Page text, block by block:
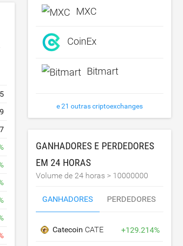
MXC
CoinEx
Bitmart
e 21 outras criptoexchanges
GANHADORES E PERDEDORES
EM 24 HORAS
Volume de 24 horas > 10000000
GANHADORES PERDEDORES
Catecoin CATE +129.214%